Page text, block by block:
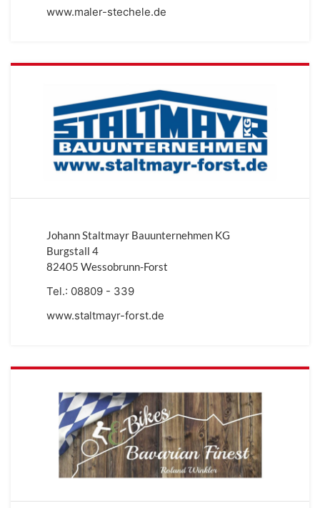
www.maler-stechele.de
Johann Staltmayr Bauunternehmen KG
Burgstall 4
82405 Wessobrunn-Forst
Tel.: 08809 - 339
www.staltmayr-forst.de